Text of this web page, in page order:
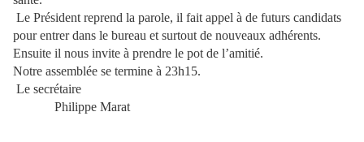
Le Président reprend la parole, il fait appel à de futurs candidats
pour entrer dans le bureau et surtout de nouveaux adhérents.
Ensuite il nous invite à prendre le pot de l’amitié.
Notre assemblée se termine à 23h15.
Le secrétaire
Philippe Marat